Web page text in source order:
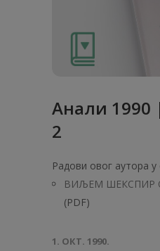
Анaли 1990
2
Радови овог аутора у
ВИЉЕМ ШЕКСПИР
(PDF)
1. ОКТ. 1990.